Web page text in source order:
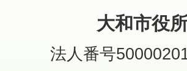
大和市役
法人番号